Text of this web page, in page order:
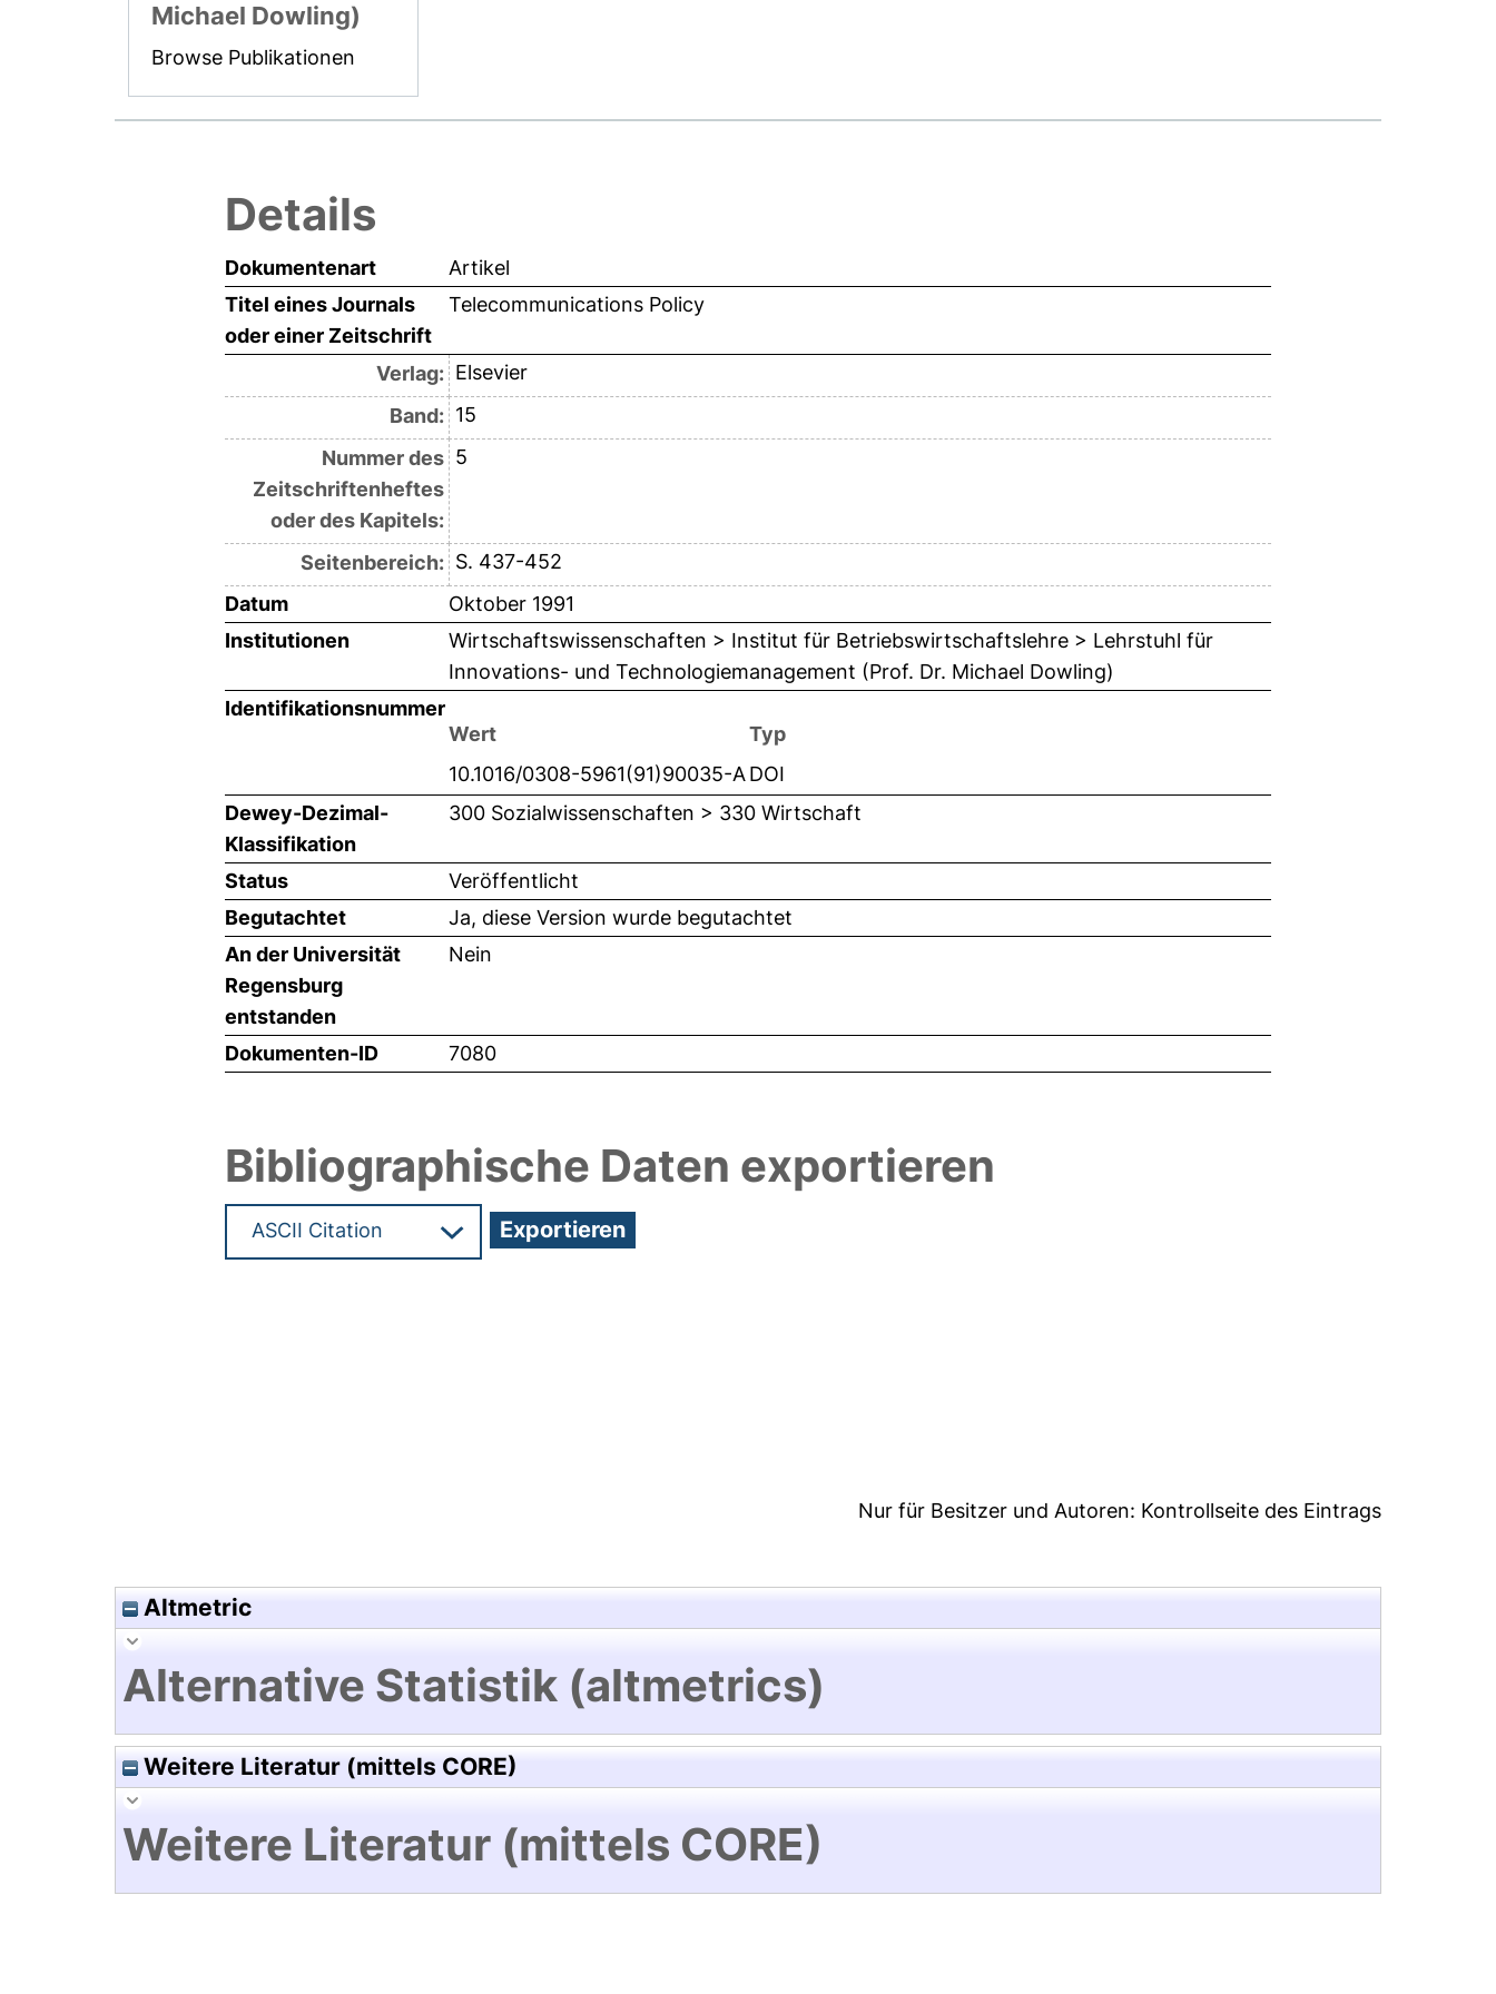
Michael Dowling)
Browse Publikationen
Details
Dokumentenart
Artikel
Titel eines Journals
oder einer Zeitschrift
Telecommunications Policy
Verlag: Elsevier
Band: 15
Nummer des
Zeitschriftenheftes
oder des Kapitels:
5
Seitenbereich: S. 437-452
Datum
Oktober 1991
Institutionen
Wirtschaftswissenschaften > Institut für Betriebswirtschaftslehre > Lehrstuhl für
Innovations- und Technologiemanagement (Prof. Dr. Michael Dowling)
Identifikationsnummer
Wert
Typ
10.1016/0308-5961(91)90035-ADOI
Dewey-Dezimal-
Klassifikation
300 Sozialwissenschaften > 330 Wirtschaft
Status
Veröffentlicht
Begutachtet
Ja, diese Version wurde begutachtet
An der Universität
Regensburg
entstanden
Nein
Dokumenten-ID 7080
Bibliographische Daten exportieren
Nur für Besitzer und Autoren: Kontrollseite des Eintrags
Altmetric
Alternative Statistik (altmetrics)
Weitere Literatur (mittels CORE)
Weitere Literatur (mittels CORE)